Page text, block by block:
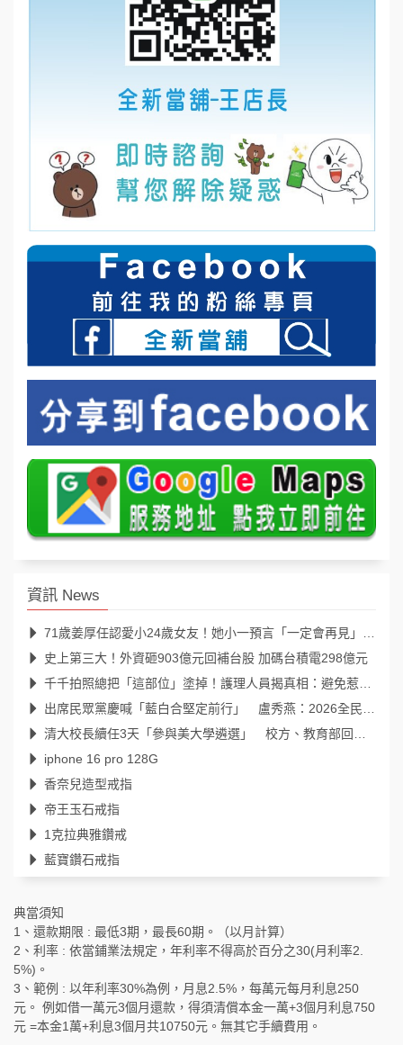
資訊 News
71歲姜厚任認愛小24歲女友！她小一預言「一定會再見」39年後成真
史上第三大！外資砸903億元回補台股 加碼台積電298億元
千千拍照總把「這部位」塗掉！護理人員揭真相：避免惹來不必要麻煩
出席民眾黨慶喊「藍白合堅定前行」 盧秀燕：2026全民倒閣，2028全民倒賴
清大校長續任3天「參與美大學遴選」 校方、教育部回應了
iphone 16 pro 128G
香奈兒造型戒指
帝王玉石戒指
1克拉典雅鑽戒
藍寶鑽石戒指
典當須知
1、還款期限 : 最低3期，最長60期。（以月計算）
2、利率 : 依當鋪業法規定，年利率不得高於百分之30(月利率2.
5%)。
3、範例 : 以年利率30%為例，月息2.5%，每萬元每月利息250
元。 例如借一萬元3個月還款，得須清償本金一萬+3個月利息750
元 =本金1萬+利息3個月共10750元。無其它手續費用。